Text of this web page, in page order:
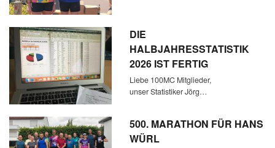
DIE
HALBJAHRESSTATISTIK
2026 IST FERTIG
Liebe 100MC Mitglieder,
unser Statistiker Jörg…
500. MARATHON FÜR HANS
WÜRL